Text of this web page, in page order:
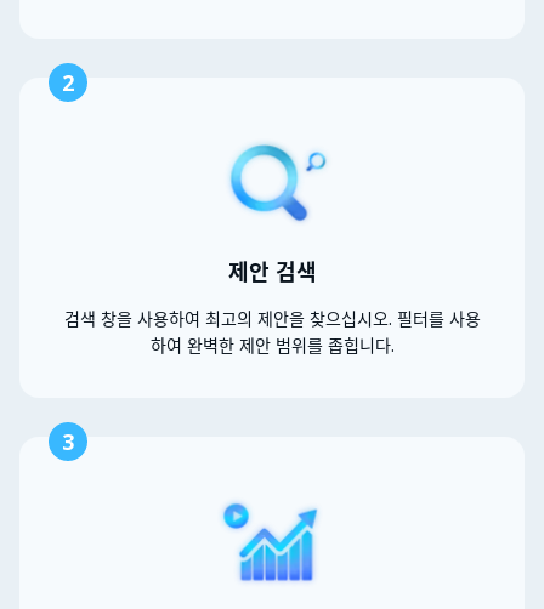
2
제안 검색
검색 창을 사용하여 최고의 제안을 찾으십시오. 필터를 사용
하여 완벽한 제안 범위를 좁힙니다.
3